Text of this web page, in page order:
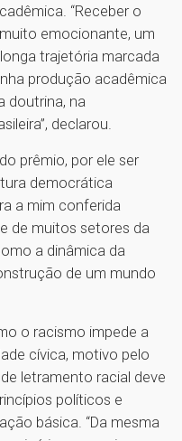
“Receber o
emocionante, um
trajetória marcada
produção acadêmica
doutrina, na
declarou.
prêmio, por ele ser
democrática
a mim conferida
de muitos setores da
a dinâmica da
de um mundo
o racismo impede a
cívica, motivo pelo
letramento racial deve
políticos e
básica. “Da mesma